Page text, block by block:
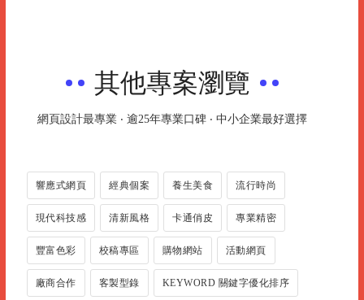
其他專案瀏覽
網頁設計最專業 ‧ 逾25年專業口碑 ‧ 中小企業最好選擇
響應式網頁 經典個案 養生美食 流行時尚
現代科技感 清新風格 卡通俏皮 專業精密
豐富色彩 校稿專區 購物網站 活動網頁
廠商合作 客製型錄 KEYWORD 關鍵字優化排序